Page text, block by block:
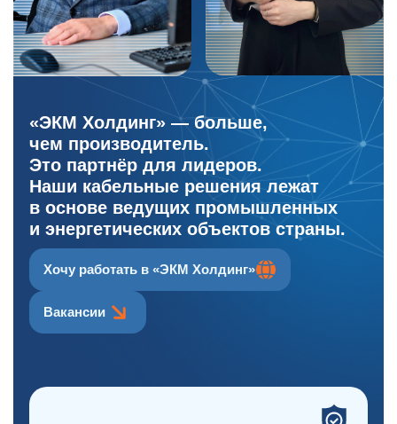
«ЭКМ Холдинг» — больше,
чем производитель.
Это партнёр для лидеров.
Наши кабельные решения лежат
в основе ведущих промышленных
и энергетических объектов страны.
Хочу работать в «ЭКМ Холдинг»
Вакансии